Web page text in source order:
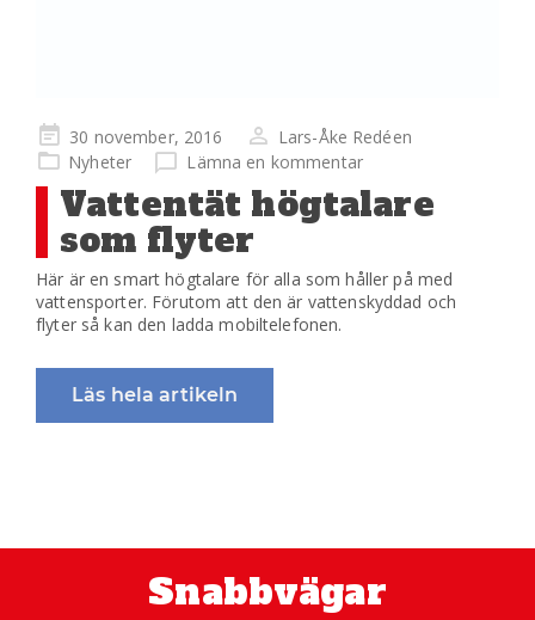
Publicerad
på
30 november, 2016
Lars-Åke Redéen
Nyheter
Lämna en kommentar
Vattentät högtalare
som flyter
Här är en smart högtalare för alla som håller på med
vattensporter. Förutom att den är vattenskyddad och
flyter så kan den ladda mobiltelefonen.
Läs hela artikeln
Snabbvägar